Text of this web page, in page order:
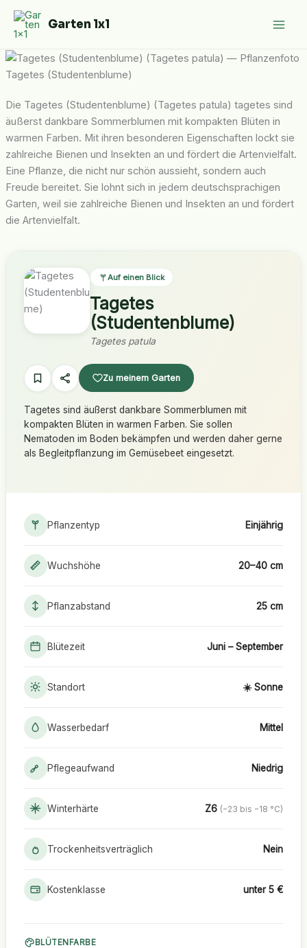
Zum
Inhalt
springen
Garten 1x1
Tagetes (Studentenblume)
Die Tagetes (Studentenblume) (Tagetes patula) tagetes sind
äußerst dankbare Sommerblumen mit kompakten Blüten in
warmen Farben. Mit ihren besonderen Eigenschaften lockt sie
zahlreiche Bienen und Insekten an und fördert die Artenvielfalt.
Eine Pflanze, die nicht nur schön aussieht, sondern auch
Freude bereitet. Sie lohnt sich in jedem deutschsprachigen
Garten, weil sie zahlreiche Bienen und Insekten an und fördert
die Artenvielfalt.
Auf einen Blick
Tagetes
(Studentenblume)
Tagetes patula
Zu meinem Garten
Tagetes sind äußerst dankbare Sommerblumen mit
kompakten Blüten in warmen Farben. Sie sollen
Nematoden im Boden bekämpfen und werden daher gerne
als Begleitpflanzung im Gemüsebeet eingesetzt.
Pflanzentyp Einjährig
Wuchshöhe 20–40 cm
Pflanzabstand 25 cm
Blütezeit Juni – September
Standort ☀️ Sonne
Wasserbedarf Mittel
Pflegeaufwand Niedrig
Winterhärte Z6 (−23 bis −18 °C)
Trockenheitsverträglich Nein
Kostenklasse unter 5 €
BLÜTENFARBE